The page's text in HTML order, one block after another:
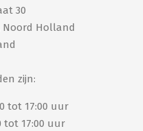
30
Noord Holland
zijn:
tot 17:00 uur
tot 17:00 uur